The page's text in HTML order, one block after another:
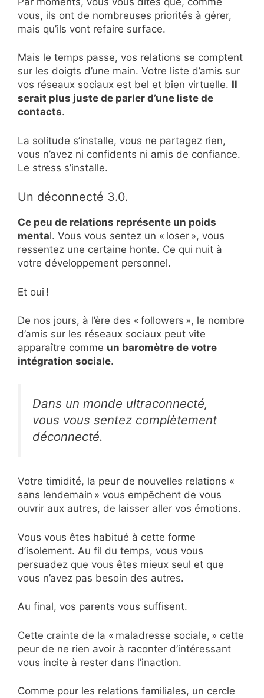
vous, ils ont de nombreuses priorités à gérer,
mais qu’ils vont refaire surface.
Mais le temps passe, vos relations se comptent
sur les doigts d’une main. Votre liste d’amis sur
vos réseaux sociaux est bel et bien virtuelle. Il
serait plus juste de parler d’une liste de
contacts.
La solitude s’installe, vous ne partagez rien,
vous n’avez ni confidents ni amis de confiance.
Le stress s’installe.
Un déconnecté 3.0.
Ce peu de relations représente un poids
mental. Vous vous sentez un « loser », vous
ressentez une certaine honte. Ce qui nuit à
votre développement personnel.
Et oui !
De nos jours, à l’ère des « followers », le nombre
d’amis sur les réseaux sociaux peut vite
apparaître comme un baromètre de votre
intégration sociale.
Dans un monde ultraconnecté,
vous vous sentez complètement
déconnecté.
Votre timidité, la peur de nouvelles relations «
sans lendemain » vous empêchent de vous
ouvrir aux autres, de laisser aller vos émotions.
Vous vous êtes habitué à cette forme
d’isolement. Au fil du temps, vous vous
persuadez que vous êtes mieux seul et que
vous n’avez pas besoin des autres.
Au final, vos parents vous suffisent.
Cette crainte de la « maladresse sociale, » cette
peur de ne rien avoir à raconter d’intéressant
vous incite à rester dans l’inaction.
Comme pour les relations familiales, un cercle